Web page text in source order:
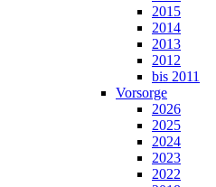
2015
2014
2013
2012
bis 2011
Vorsorge
2026
2025
2024
2023
2022